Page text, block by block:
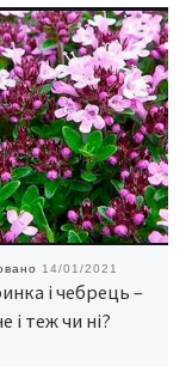
14/01/2021
і чебрець –
і теж чи ні?